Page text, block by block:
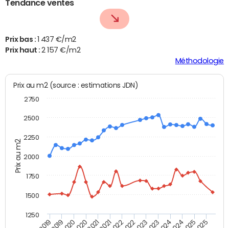
Tendance ventes
Prix bas : 1 437 €/m2
Prix haut :2 157 €/m2
Méthodologie
Prix au m2
Prix au m2 (source : estimations JDN)
1250
1500
1750
2000
2250
2500
2750